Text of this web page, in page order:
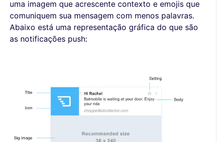
uma imagem que acrescente contexto e emojis que
comuniquem sua mensagem com menos palavras.
Abaixo está uma representação gráfica do que são
as notificações push: